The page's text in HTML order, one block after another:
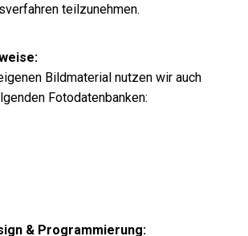
teilzunehmen.
Bildmaterial nutzen wir auch
Fotodatenbanken:
& Programmierung: